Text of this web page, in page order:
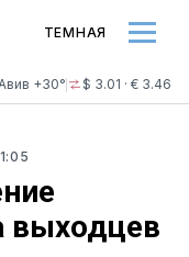
+30° $ 3.01 · € 3.46
ТЕМНАЯ
выходцев